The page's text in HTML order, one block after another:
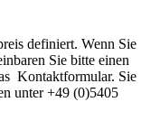
definiert. Wenn Sie
Sie bitte einen
Kontaktformular. Sie
unter +49 (0)5405